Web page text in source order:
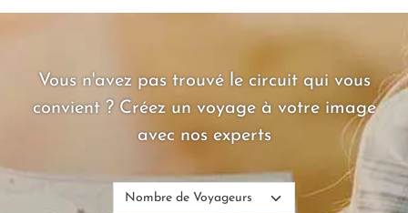
Vous n'avez pas trouvé le circuit qui vous
convient ? Créez un voyage à votre image
avec nos experts